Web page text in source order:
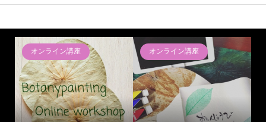
オンライン講座 オンライン講座